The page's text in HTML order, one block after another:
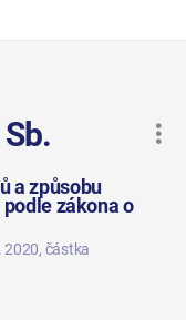
a způsobu
zákona o
2020, částka